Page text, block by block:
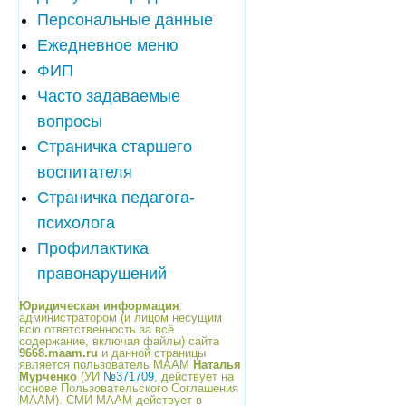
Персональные данные
Ежедневное меню
ФИП
Часто задаваемые
вопросы
Страничка старшего
воспитателя
Страничка педагога-
психолога
Профилактика
правонарушений
Юридическая информация:
администратором (и лицом несущим
всю ответственность за всё
содержание, включая файлы) сайта
9668.maam.ru и данной страницы
является пользователь МААМ Наталья
Мурченко (УИ №371709, действует на
основе Пользовательского Соглашения
МААМ). СМИ МААМ действует в